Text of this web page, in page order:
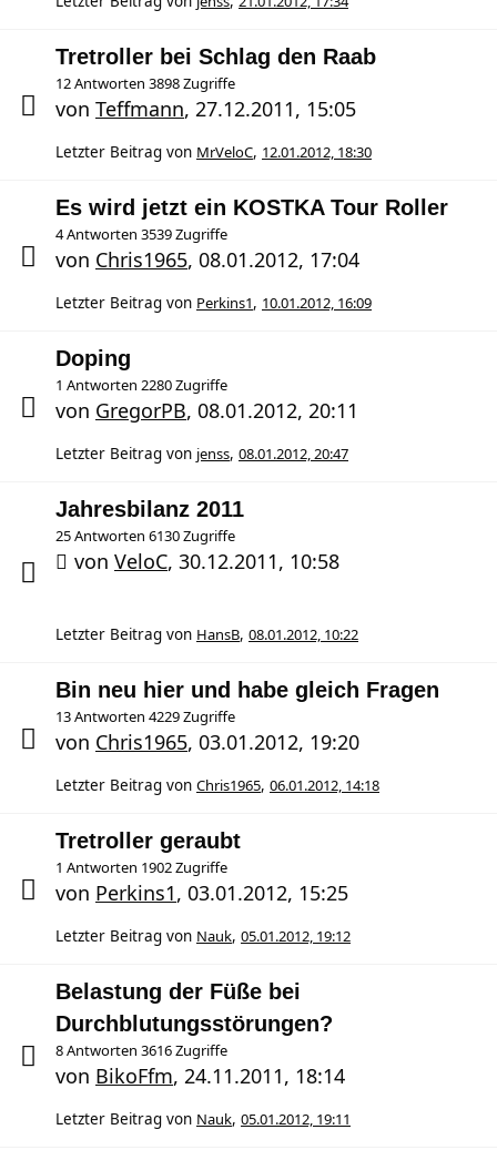
Tretroller bei Schlag den Raab
12 Antworten 3898 Zugriffe
von Teffmann, 27.12.2011, 15:05
Letzter Beitrag von MrVeloC, 12.01.2012, 18:30
Es wird jetzt ein KOSTKA Tour Roller
4 Antworten 3539 Zugriffe
von Chris1965, 08.01.2012, 17:04
Letzter Beitrag von Perkins1, 10.01.2012, 16:09
Doping
1 Antworten 2280 Zugriffe
von GregorPB, 08.01.2012, 20:11
Letzter Beitrag von jenss, 08.01.2012, 20:47
Jahresbilanz 2011
25 Antworten 6130 Zugriffe
von VeloC, 30.12.2011, 10:58
Letzter Beitrag von HansB, 08.01.2012, 10:22
Bin neu hier und habe gleich Fragen
13 Antworten 4229 Zugriffe
von Chris1965, 03.01.2012, 19:20
Letzter Beitrag von Chris1965, 06.01.2012, 14:18
Tretroller geraubt
1 Antworten 1902 Zugriffe
von Perkins1, 03.01.2012, 15:25
Letzter Beitrag von Nauk, 05.01.2012, 19:12
Belastung der Füße bei
Durchblutungsstörungen?
8 Antworten 3616 Zugriffe
von BikoFfm, 24.11.2011, 18:14
Letzter Beitrag von Nauk, 05.01.2012, 19:11